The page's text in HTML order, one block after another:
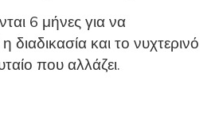
6 μήνες για να
και το νυχτερινό
που αλλάζει.